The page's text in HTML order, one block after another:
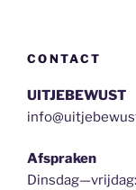
CONTACT
UITJEBEWUST
Afspraken